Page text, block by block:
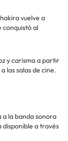
vuelve a
conquistó al
y carisma a partir
las salas de cine.
a la banda sonora
disponible a través